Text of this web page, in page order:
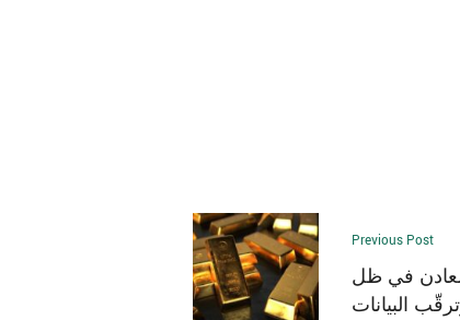
Previous Post
في ظل
البيانات